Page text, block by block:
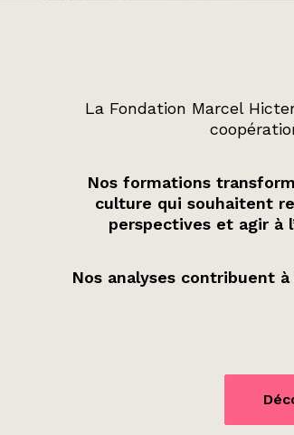
La Fondation Marcel
Nos formations
culture qui souhaitent
perspectives et agir à
Nos analyses contribuent